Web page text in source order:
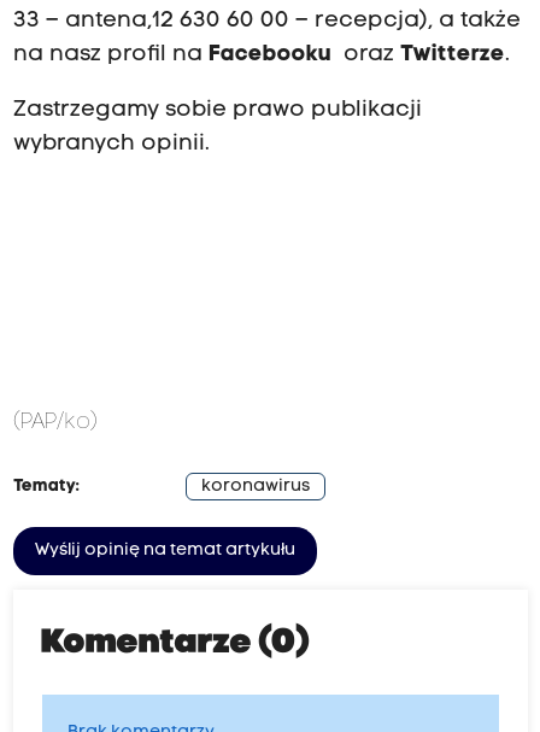
33 – antena,12 630 60 00 – recepcja), a także
na nasz profil na Facebooku oraz Twitterze.
Zastrzegamy sobie prawo publikacji
wybranych opinii.
(PAP/ko)
Tematy: koronawirus
Wyślij opinię na temat artykułu
Komentarze (0)